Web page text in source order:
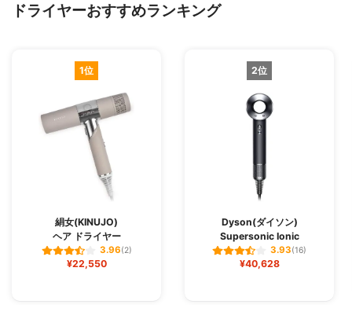
ドライヤーおすすめランキング
1位
絹女(KINUJO)
ヘア ドライヤー
3.96(2)
¥22,550
2位
Dyson(ダイソン)
Supersonic Ionic
3.93(16)
¥40,628